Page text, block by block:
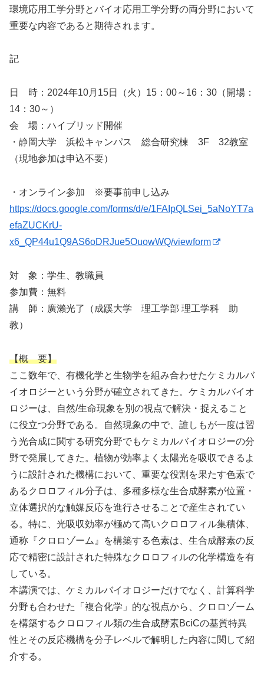
環境応用工学分野とバイオ応用工学分野の両分野において
重要な内容であると期待されます。
記
日 時：2024年10月15日（火）15：00～16：30（開場：
14：30～）
会 場：ハイブリッド開催
・静岡大学 浜松キャンパス 総合研究棟 3F 32教室
（現地参加は申込不要）
・オンライン参加 ※要事前申し込み
https://docs.google.com/forms/d/e/1FAIpQLSei_5aNoYT7a
efaZUCKrU-
x6_QP44u1Q9AS6oDRJue5OuowWQ/viewform
対 象：学生、教職員
参加費：無料
講 師：廣瀨光了（成蹊大学 理工学部 理工学科 助
教）
【概 要】
ここ数年で、有機化学と生物学を組み合わせたケミカルバ
イオロジーという分野が確立されてきた。ケミカルバイオ
ロジーは、自然/生命現象を別の視点で解決・捉えること
に役立つ分野である。自然現象の中で、誰しもが一度は習
う光合成に関する研究分野でもケミカルバイオロジーの分
野で発展してきた。植物が効率よく太陽光を吸収できるよ
うに設計された機構において、重要な役割を果たす色素で
あるクロロフィル分子は、多種多様な生合成酵素が位置・
立体選択的な触媒反応を進行させることで産生されてい
る。特に、光吸収効率が極めて高いクロロフィル集積体、
通称『クロロゾーム』を構築する色素は、生合成酵素の反
応で精密に設計された特殊なクロロフィルの化学構造を有
している。
本講演では、ケミカルバイオロジーだけでなく、計算科学
分野も合わせた「複合化学」的な視点から、クロロゾーム
を構築するクロロフィル類の生合成酵素BciCの基質特異
性とその反応機構を分子レベルで解明した内容に関して紹
介する。